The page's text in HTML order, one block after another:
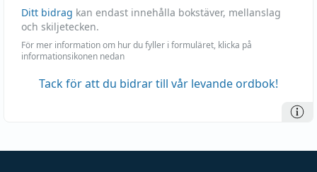
Ditt bidrag kan endast innehålla bokstäver, mellanslag
och skiljetecken.
För mer information om hur du fyller i formuläret, klicka på
informationsikonen nedan
Tack för att du bidrar till vår levande ordbok!